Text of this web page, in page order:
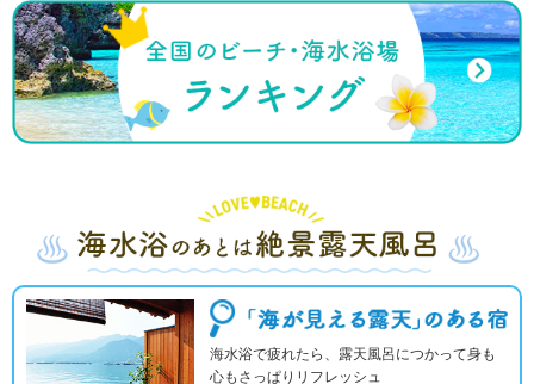
海水浴で疲れたら、露天風呂につかって身も
心もさっぱりリフレッシュ